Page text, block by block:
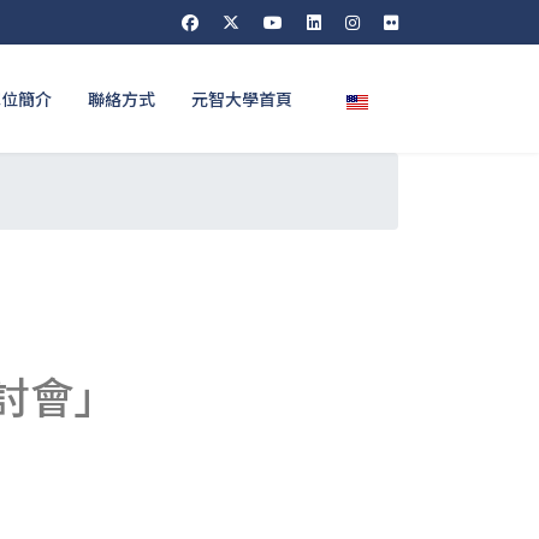
簡介 聯絡方式 元智大學首頁 選擇你的語言
」